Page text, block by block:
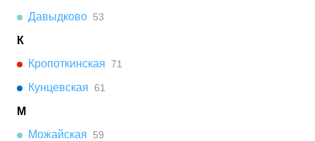
Давыдково 53
К
Кропоткинская 71
Кунцевская 61
М
Можайская
59